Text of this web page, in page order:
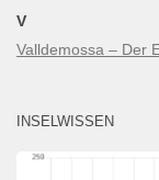
V
Valldemossa – Der
INSELWISSEN